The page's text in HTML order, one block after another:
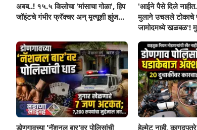
अबब..! १५.५ किलोचा 'मांसाचा गोळा', हिप
जॉइंटचे गंभीर फ्रॅक्चर अन् मृत्यूशी झुंज...
'आईने पैसे दिले
मुलाने उचलले टोकाचे
जामोदमध्ये खळबळ'!
डोणगावच्या 'नॅशनल बार'वर पोलिसांची
हेल्मेट नाही,